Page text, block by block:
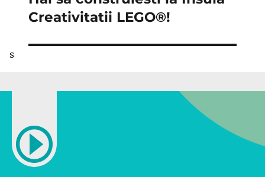
următor:
Creativitatii LEGO®!
s